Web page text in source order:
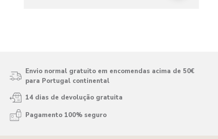
Envio normal gratuito em encomendas acima de 50€
para Portugal continental
14 dias de devolução gratuita
Pagamento 100% seguro